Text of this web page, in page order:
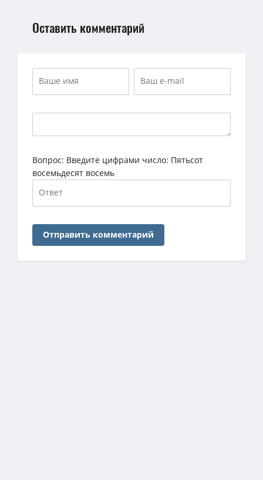
Оставить комментарий
Вопрос: Введите цифрами число: Пятьсот
восемьдесят восемь
Отправить комментарий